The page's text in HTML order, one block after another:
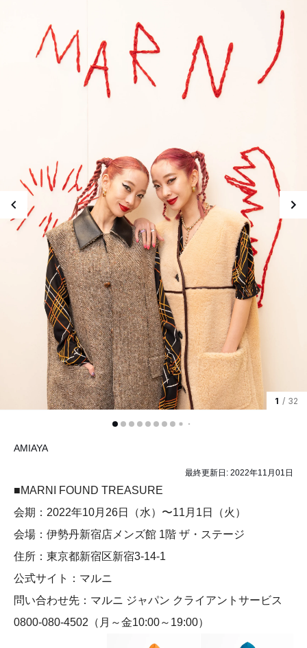
1 / 32
AMIAYA
最終更新日: 2022年11月01日
■MARNI FOUND TREASURE
会期：2022年10月26日（水）〜11月1日（火）
会場：伊勢丹新宿店メンズ館 1階 ザ・ステージ
住所：東京都新宿区新宿3-14-1
公式サイト：マルニ
問い合わせ先：マルニ ジャパン クライアントサービス
0800-080-4502（月～金10:00～19:00）